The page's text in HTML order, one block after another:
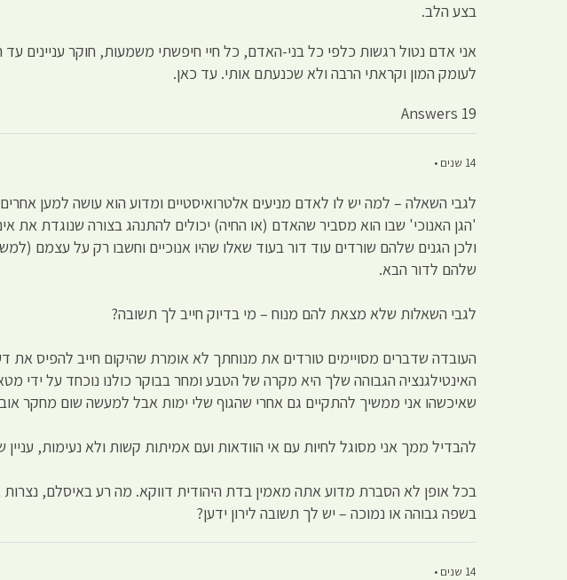
בצע הלב.
אני אדם נטול רגשות כלפי כל בני-האדם, כל חיי חיפשתי משמעות, חוקר
לעומק המון וקראתי הרבה ולא שכנעתם אותי. עד כאן.
19 Answers
14 שנים •
לגבי השאלה – למה יש לו לאדם מניעים אלטרואיסטיים ומדוע הוא עושה למען
'הגן האנוכי' שבו הוא מסביר שהאדם (או החיה) יכולים להתנהג בצורה שנוגדת
ולכן הגנים שלהם שורדים עוד דור בעוד שאלו שהיו אנוכיים וחשבו רק על עצמם
שלהם לדור הבא.
לגבי השאלות שלא מצאת להם מנוח – מי בדיוק חייב לך תשובה?
העובדה שדברים מסויימים טורדים את מנוחתך לא אומרת שהיקום חייב להפיס את
האינטילגנציה הגבוהה שלך היא מקרה של הטבע ומחר בבוקר כולנו נוכחד על ידי
שאיכשהו אני ממשיך להתקיים גם אחרי שהגוף שלי ימות אבל למעשה שום מחקר
להבדיל ממך אני מסוגל לחיות עם אי הוודאות ועם אמיתות קשות ולא נעימות, עניין
בכל אופן לא הסברת מדוע אתה מאמין בדת היהודית דווקא. מה רע באיסלם, נצרות
בשפה גבוהה או נמוכה – יש לך תשובה לירון ידען?
14 שנים •